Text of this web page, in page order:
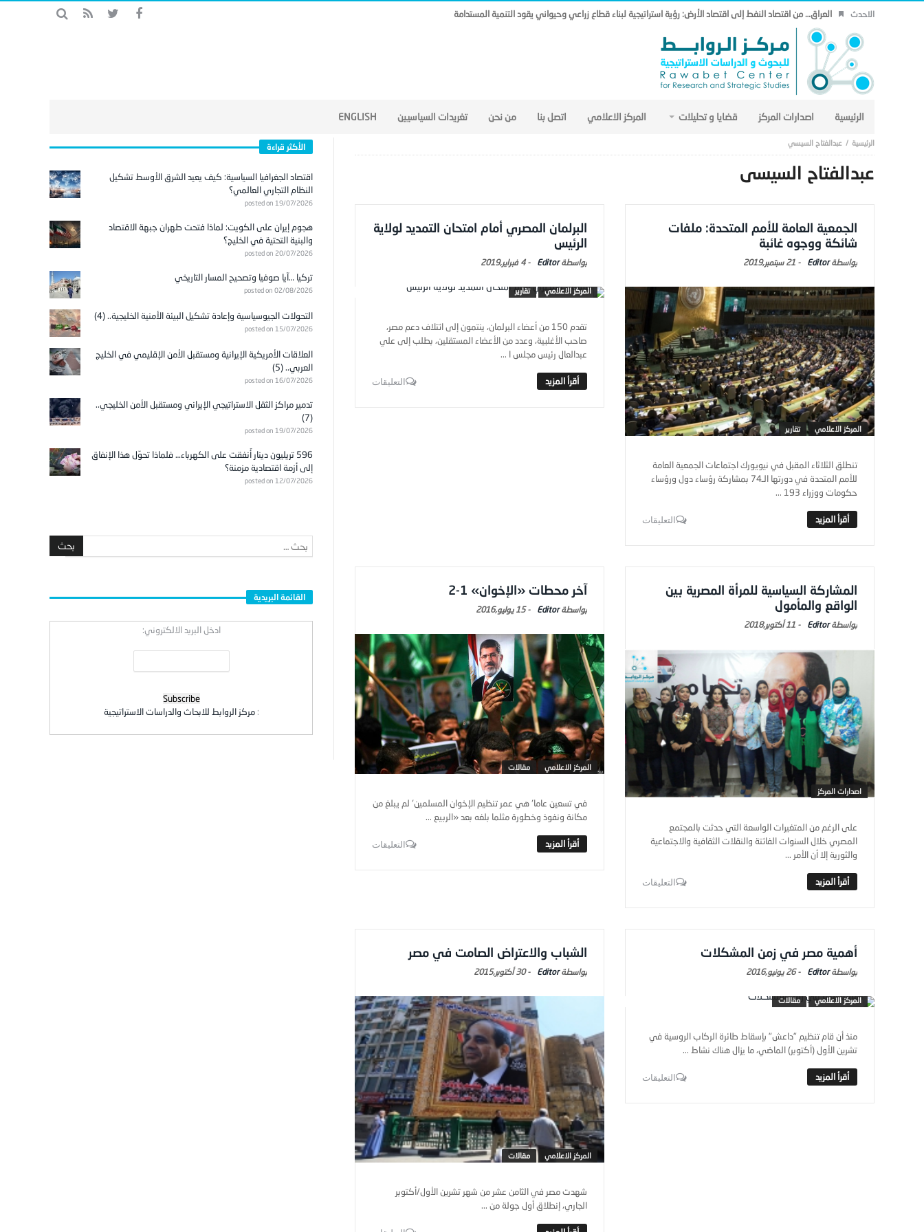
الاحدث العراق… من اقتصاد النفط إلى اقتصاد الأرض: رؤية استراتيجية لبناء قطاع زراعي وحيواني يقود التنمية المستدامة
الرئيسية اصدارات المركز قضايا و تحليلات المركز الاعلامي اتصل بنا من نحن تغريدات السياسيين ENGLISH
عبدالفتاح السيسي
عبدالفتاح السيسي
الجمعية العامة للأمم المتحدة: ملفات
شائكة ووجوه غائبة
Editor
- 21 سبتمبر,2019
المركز الاعلامي تقارير
تنطلق الثلاثاء المقبل في نيويورك اجتماعات الجمعية العامة
للأمم المتحدة في دورتها الـ74 بمشاركة رؤساء دول ورؤساء
حكومات ووزراء 193 ...
التعليقات
البرلمان المصري أمام امتحان التمديد لولاية
الرئيس
Editor
-4 فبراير,2019
المركز الاعلامي تقارير
تقدم 150 من أعضاء البرلمان، ينتمون إلى ائتلاف دعم مصر،
صاحب الأغلبية، وعدد من الأعضاء المستقلين، بطلب إلى علي
عبدالعال رئيس مجلس ا ...
التعليقات
المشاركة السياسية للمرأة المصرية بين
الواقع والمأمول
Editor
- 11 أكتوبر,2018
اصدارات المركز
على الرغم من المتغيرات الواسعة التي حدثت بالمجتمع
المصري خلال السنوات الفائتة والنقلات الثقافية والاجتماعية
والثورية إلا أن الأمر ...
التعليقات
آخر محطات «الإخوان» 1-2
Editor
-15 يوليو,2016
المركز الاعلامي مقالات
في تسعين عاما٬ هي عمر تنظيم الإخوان المسلمين٬ لم يبلغ من
مكانة ونفوذ وخطورة مثلما بلغه بعد «الربيع ...
التعليقات
أهمية مصر في زمن المشكلات
Editor
-26 يونيو,2016
المركز الاعلامي مقالات
منذ أن قام تنظيم "داعش" بإسقاط طائرة الركاب الروسية في
تشرين الأول (أكتوبر) الماضي، ما يزال هناك نشاط ...
التعليقات
الشباب والاعتراض الصامت في مصر
Editor
-30 أكتوبر,2015
المركز الاعلامي مقالات
شهدت مصر في الثامن عشر من شهر تشرين الأول/أكتوبر
الجاري، إنطلاق أول جولة من ...
الأكثر قراءة
اقتصاد الجغرافيا السياسية: كيف يعيد الشرق الأوسط تشكيل
النظام التجاري العالمي؟
posted on 19/07/2026
هجوم إيران على الكويت: لماذا فتحت طهران جبهة الاقتصاد
والبنية التحتية في الخليج؟
posted on 20/07/2026
تركيا …آيا صوفيا وتصحيح المسار التاريخي
posted on 02/08/2026
التحولات الجيوسياسية وإعادة تشكيل البيئة الأمنية الخليجية.. (4)
posted on 15/07/2026
العلاقات الأمريكية الإيرانية ومستقبل الأمن الإقليمي في الخليج
العربي.. (5)
posted on 16/07/2026
تدمير مراكز الثقل الاستراتيجي الإيراني ومستقبل الأمن الخليجي..
(7)
posted on 19/07/2026
596 تريليون دينار أُنفقت على الكهرباء… فلماذا تحوّل هذا الإنفاق
إلى أزمة اقتصادية مزمنة؟
posted on 12/07/2026
القائمة البريدية
ادخل البريد الالكتروني:
:مركز الروابط للابحاث والدراسات الاستراتيجية